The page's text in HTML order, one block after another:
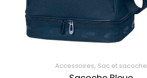
Accessoires, Sac et sacoche